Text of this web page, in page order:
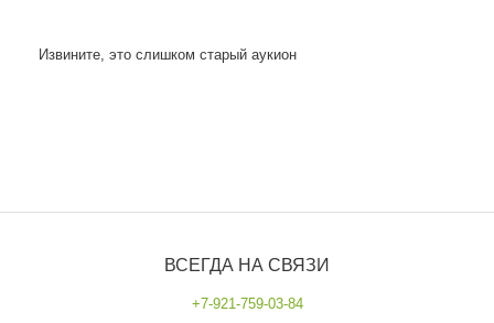
Извините, это слишком старый аукион
ВСЕГДА НА СВЯЗИ
+7-921-759-03-84